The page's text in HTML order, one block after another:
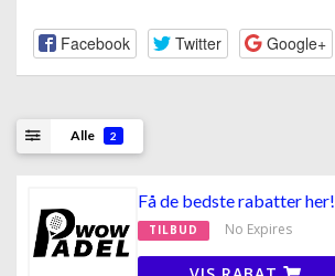
Facebook Twitter Google+
Alle 2
Få de bedste rabatter her!
TILBUD No Expires